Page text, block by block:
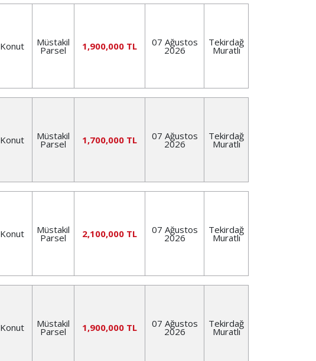
Konut Müstakil
Parsel 1,900,000 TL 07 Ağustos
2026
Tekirdağ
Muratlı
Konut Müstakil
Parsel 1,700,000 TL 07 Ağustos
2026
Tekirdağ
Muratlı
Konut Müstakil
Parsel 2,100,000 TL 07 Ağustos
2026
Tekirdağ
Muratlı
Konut Müstakil
Parsel 1,900,000 TL 07 Ağustos
2026
Tekirdağ
Muratlı